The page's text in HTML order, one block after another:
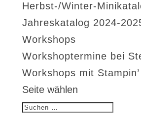
Herbst-/Winter-
Jahreskatalog 2024-
Workshops
Workshoptermine bei
Workshops mit Stampin’
Seite wählen